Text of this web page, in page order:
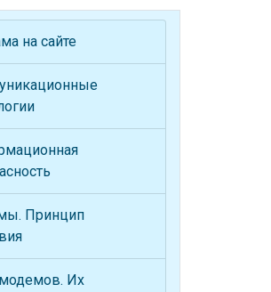
на сайте
Принцип
Их